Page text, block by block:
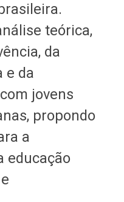
teórica,
da
e da
jovens
propondo
a
educação